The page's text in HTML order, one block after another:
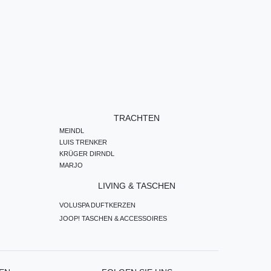
TRACHTEN
MEINDL
LUIS TRENKER
KRÜGER DIRNDL
MARJO
LIVING & TASCHEN
VOLUSPA DUFTKERZEN
JOOP! TASCHEN & ACCESSOIRES